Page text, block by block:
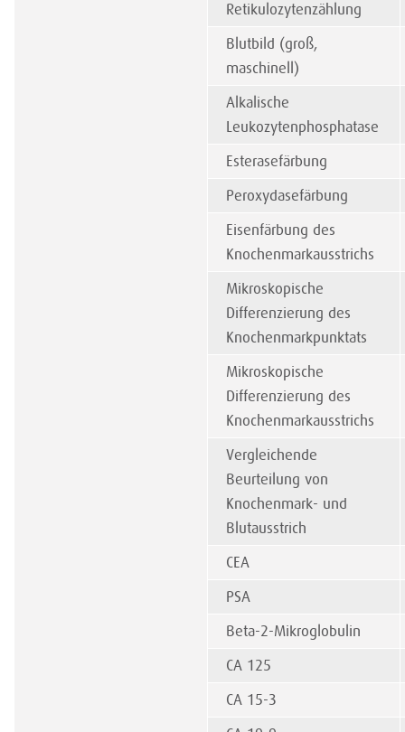
Retikulozytenzählung
Blutbild (groß,
maschinell)
Alkalische
Leukozytenphosphatase
Esterasefärbung
Peroxydasefärbung
Eisenfärbung des
Knochenmarkausstrichs
Mikroskopische
Differenzierung des
Knochenmarkpunktats
Mikroskopische
Differenzierung des
Knochenmarkausstrichs
Vergleichende
Beurteilung von
Knochenmark- und
Blutausstrich
CEA
PSA
Beta-2-Mikroglobulin
CA 125
CA 15-3